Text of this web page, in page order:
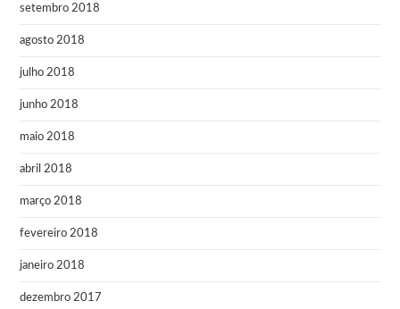
setembro 2018
agosto 2018
julho 2018
junho 2018
maio 2018
abril 2018
março 2018
fevereiro 2018
janeiro 2018
dezembro 2017